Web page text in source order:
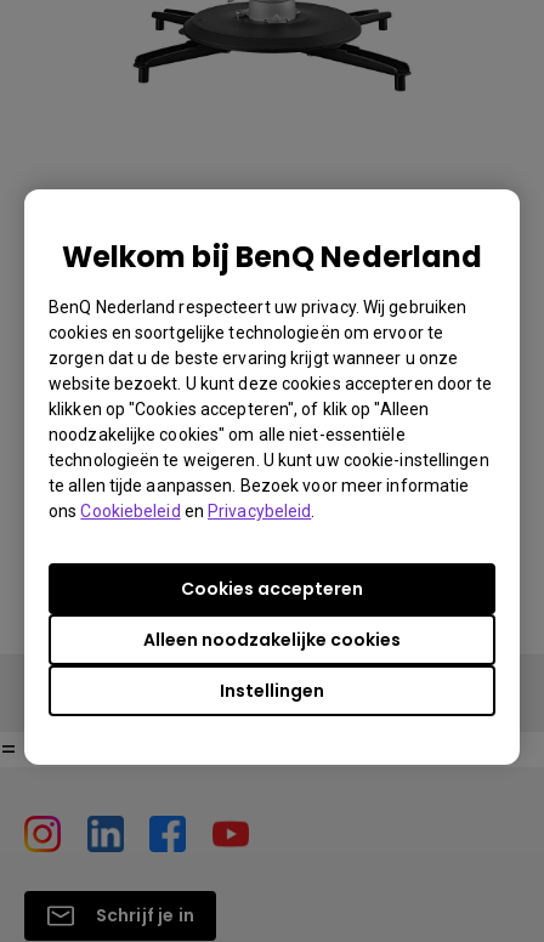
Welkom bij BenQ Nederland
BenQ Nederland respecteert uw privacy. Wij gebruiken
cookies en soortgelijke technologieën om ervoor te
zorgen dat u de beste ervaring krijgt wanneer u onze
website bezoekt. U kunt deze cookies accepteren door te
klikken op "Cookies accepteren", of klik op "Alleen
noodzakelijke cookies" om alle niet-essentiële
technologieën te weigeren. U kunt uw cookie-instellingen
te allen tijde aanpassen. Bezoek voor meer informatie
onsCookiebeleid enPrivacybeleid
Instellingen
Alleen noodzakelijke cookies
Cookies accepteren
Mount
BenQ Part Number: 5J.JAM10.001
€ 99
Buy Now
U kunt ook hier kopen
Vind winkels
Buy Now
=
Schrijf je in